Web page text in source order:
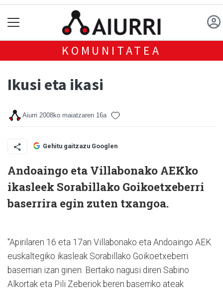
KOMUNITATEA
Ikusi eta ikasi
Aiurri 2008ko maiatzaren 16a
Gehitu gaitzazu Googlen
Andoaingo eta Villabonako AEKko
ikasleek Sorabillako Goikoetxeberri
baserrira egin zuten txangoa.
"Apirilaren 16 eta 17an Villabonako eta Andoaingo AEK
euskaltegiko ikasleak Sorabillako Goikoetxeberri
baserrian izan ginen. Bertako nagusi diren Sabino
Alkortak eta Pili Zeberiok beren baserriko ateak